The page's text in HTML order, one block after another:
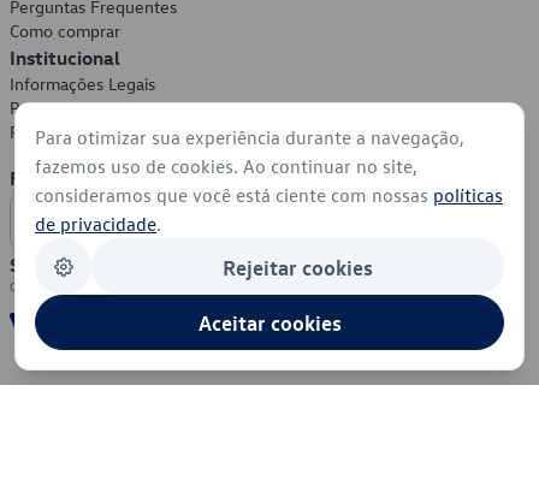
Perguntas Frequentes
Como comprar
Institucional
Informações Legais
Política de Privacidade
Política de Cookies
Formas de Pagamento
Segurança
Para otimizar sua experiência durante a navegação,
fazemos uso de cookies. Ao continuar no site,
consideramos que você está ciente com nossas políticas
de privacidade.
Rejeitar cookies
Aceitar cookies